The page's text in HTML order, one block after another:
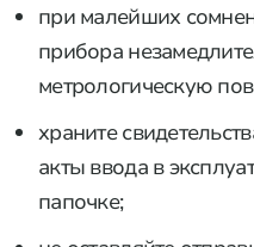
при малейших
прибора
метрологическую
храните
акты ввода в
папочке;